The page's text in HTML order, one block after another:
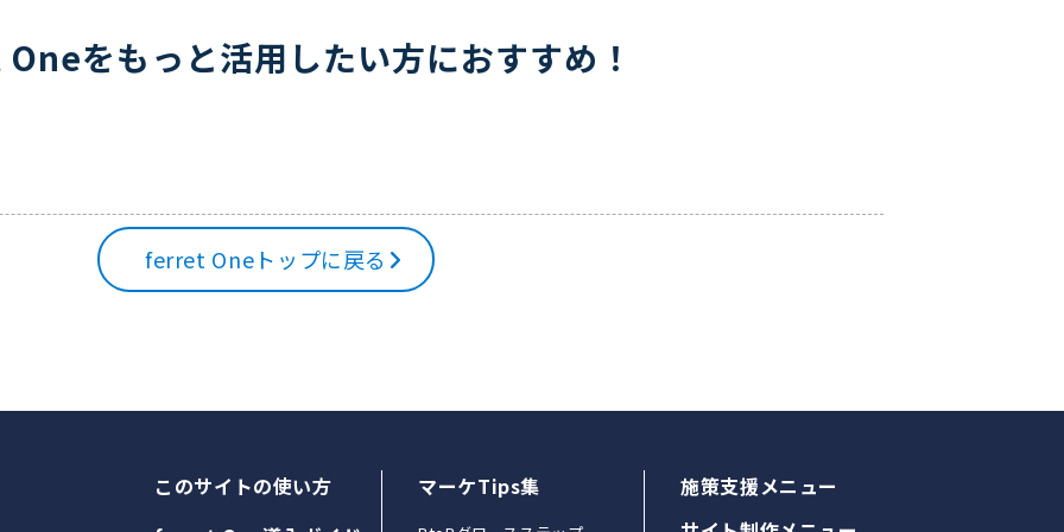
をもっと活用したい方におすすめ！
ferret Oneトップに戻る
このサイトの使い方
マーケTips集
施策支援メニュー